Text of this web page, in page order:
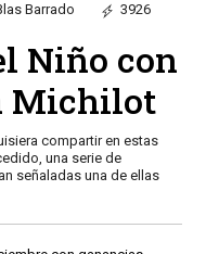
Barrado
3926
Niño con
Michilot
compartir en estas
una serie de
señaladas una de ellas